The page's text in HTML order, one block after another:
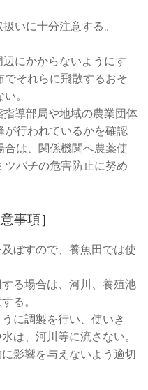
いに十分注意する。
にかからないようにす
でそれらに飛散するおそ
。
導部局や地域の農業団体
が行われているかを確認
合は、関係機関へ農薬使
ツバチの危害防止に努め
事項］
ぼすので、養魚田では使
る場合は、河川、養殖池
る。
に調製を行い、使いき
は、河川等に流さない。
影響を与えないよう適切